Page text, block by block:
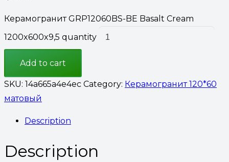
Керамогранит GRP12060BS-BE Basalt Cream
1200x600x9,5 quantity
Add to cart
SKU: 14a665a4e4ec Category: Керамогранит 120*60
матовый
Description
Description